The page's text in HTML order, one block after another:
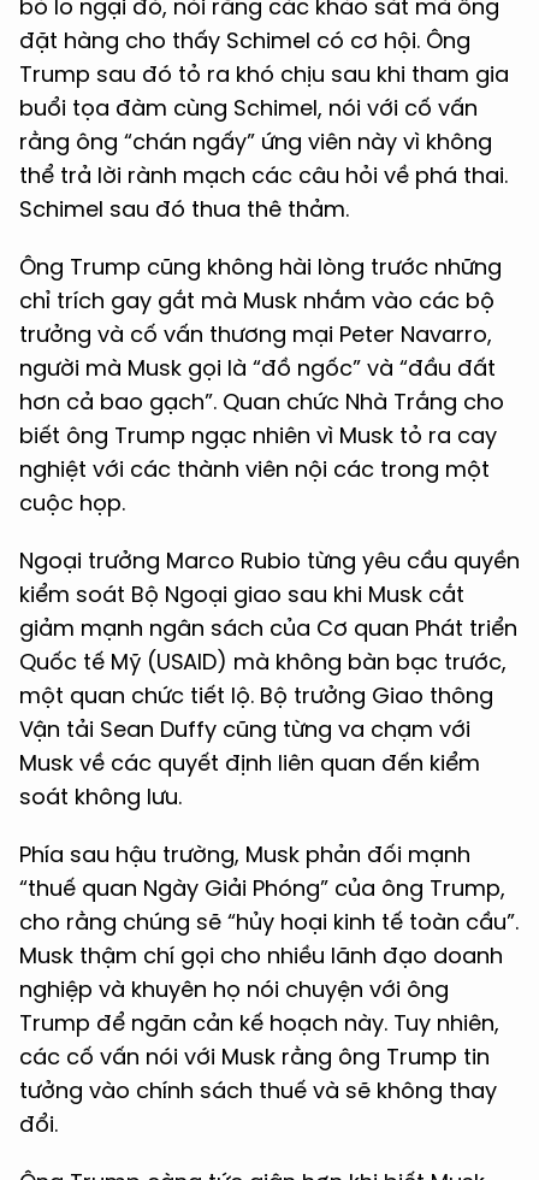
bỏ lo ngại đó, nói rằng các khảo sát mà ông
đặt hàng cho thấy Schimel có cơ hội. Ông
Trump sau đó tỏ ra khó chịu sau khi tham gia
buổi tọa đàm cùng Schimel, nói với cố vấn
rằng ông “chán ngấy” ứng viên này vì không
thể trả lời rành mạch các câu hỏi về phá thai.
Schimel sau đó thua thê thảm.
Ông Trump cũng không hài lòng trước những
chỉ trích gay gắt mà Musk nhắm vào các bộ
trưởng và cố vấn thương mại Peter Navarro,
người mà Musk gọi là “đồ ngốc” và “đầu đất
hơn cả bao gạch”. Quan chức Nhà Trắng cho
biết ông Trump ngạc nhiên vì Musk tỏ ra cay
nghiệt với các thành viên nội các trong một
cuộc họp.
Ngoại trưởng Marco Rubio từng yêu cầu quyền
kiểm soát Bộ Ngoại giao sau khi Musk cắt
giảm mạnh ngân sách của Cơ quan Phát triển
Quốc tế Mỹ (USAID) mà không bàn bạc trước,
một quan chức tiết lộ. Bộ trưởng Giao thông
Vận tải Sean Duffy cũng từng va chạm với
Musk về các quyết định liên quan đến kiểm
soát không lưu.
Phía sau hậu trường, Musk phản đối mạnh
“thuế quan Ngày Giải Phóng” của ông Trump,
cho rằng chúng sẽ “hủy hoại kinh tế toàn cầu”.
Musk thậm chí gọi cho nhiều lãnh đạo doanh
nghiệp và khuyên họ nói chuyện với ông
Trump để ngăn cản kế hoạch này. Tuy nhiên,
các cố vấn nói với Musk rằng ông Trump tin
tưởng vào chính sách thuế và sẽ không thay
đổi.